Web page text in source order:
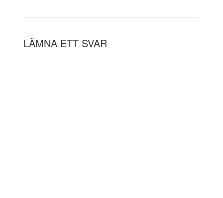
LÄMNA ETT SVAR